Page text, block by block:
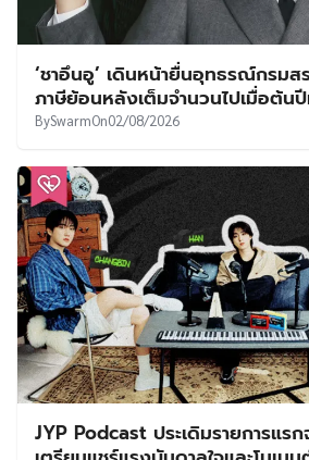
‘ชาอึนอู’ เดินหน้ายื่นอุทธรณ์กรมส
ภาษีย้อนหลังเต็มจำนวนไปเมื่อต้น
BySwarmOn02/08/2026
JYP Podcast ประเดิมรายการแรก